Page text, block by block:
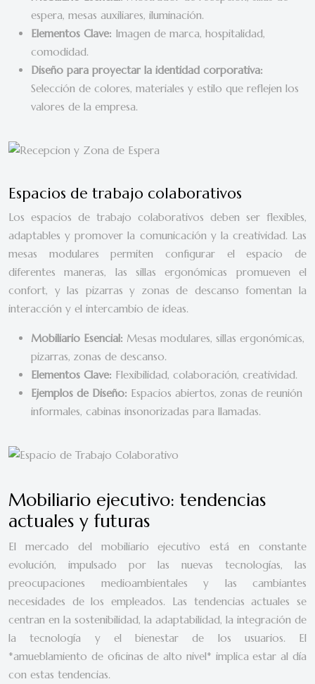
espera, mesas auxiliares, iluminación.
Elementos Clave: Imagen de marca, hospitalidad,
comodidad.
Diseño para proyectar la identidad corporativa:
Selección de colores, materiales y estilo que reflejen los
valores de la empresa.
Espacios de trabajo colaborativos
Los espacios de trabajo colaborativos deben ser flexibles,
adaptables y promover la comunicación y la creatividad. Las
mesas modulares permiten configurar el espacio de
diferentes maneras, las sillas ergonómicas promueven el
confort, y las pizarras y zonas de descanso fomentan la
interacción y el intercambio de ideas.
Mobiliario Esencial: Mesas modulares, sillas ergonómicas,
pizarras, zonas de descanso.
Elementos Clave: Flexibilidad, colaboración, creatividad.
Ejemplos de Diseño: Espacios abiertos, zonas de reunión
informales, cabinas insonorizadas para llamadas.
Mobiliario ejecutivo: tendencias
actuales y futuras
El mercado del mobiliario ejecutivo está en constante
evolución, impulsado por las nuevas tecnologías, las
preocupaciones medioambientales y las cambiantes
necesidades de los empleados. Las tendencias actuales se
centran en la sostenibilidad, la adaptabilidad, la integración de
la tecnología y el bienestar de los usuarios. El
*amueblamiento de oficinas de alto nivel* implica estar al día
con estas tendencias.